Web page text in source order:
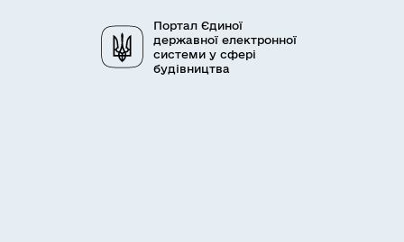
Портал Єдиної
державної електронної
системи у сфері
будівництва